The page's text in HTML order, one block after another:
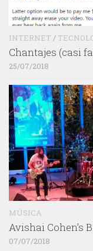
INTERNET /
Chantajes (casi
25/07/2018
MÚSICA
Avishai Cohen’s
07/07/2018